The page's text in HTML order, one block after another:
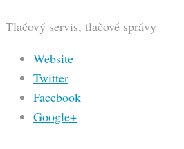
Tlačový servis, tlačové správy
Website
Twitter
Facebook
Google+